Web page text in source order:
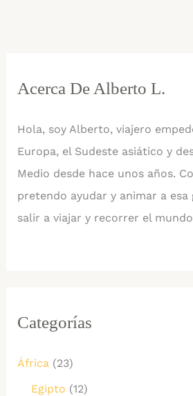
Acerca De Alberto L.
Hola, soy Alberto, viajero
Europa, el Sudeste asiático y
Medio desde hace unos años.
pretendo ayudar y animar a esa
salir a viajar y recorrer el
Categorías
África(23)
Egipto (12)